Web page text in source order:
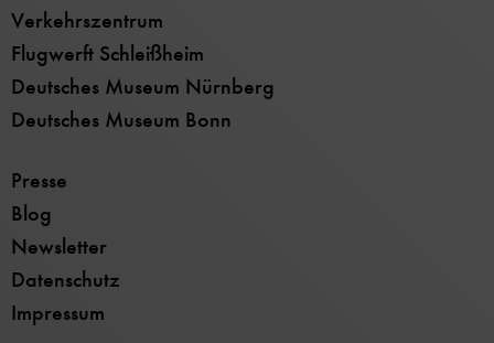
Verkehrszentrum
Flugwerft Schleißheim
Deutsches Museum Nürnberg
Deutsches Museum Bonn
Presse
Blog
Newsletter
Datenschutz
Impressum